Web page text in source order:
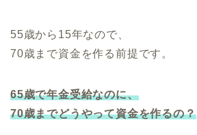
55歳から15年なので、
70歳まで資金を作る前提です。
65歳で年金受給なのに、
70歳までどうやって資金を作るの？